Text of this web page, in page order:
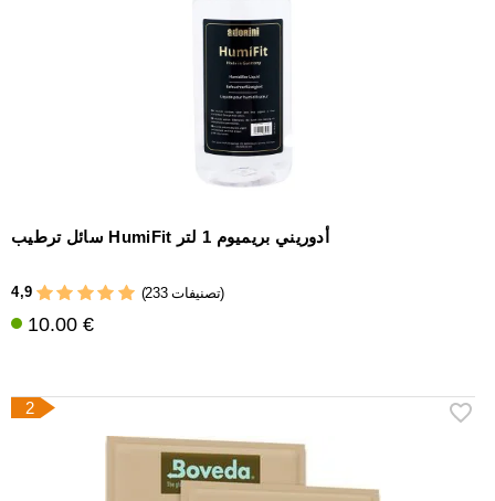
سائل ترطيب HumiFit أدوريني بريميوم 1 لتر
4,9 (233 تصنيفات)
10.00 €
2